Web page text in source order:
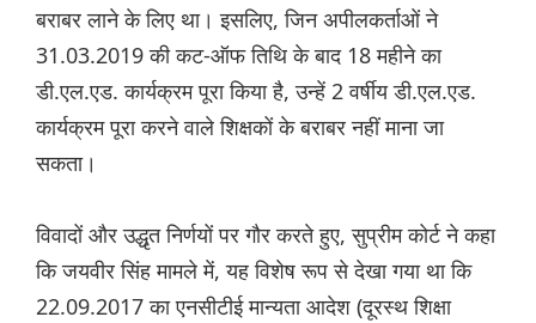
बराबर लाने के लिए था। इसलिए, जिन अपीलकर्ताओं ने
31.03.2019 की कट-ऑफ तिथि के बाद 18 महीने का
डी.एल.एड. कार्यक्रम पूरा किया है, उन्हें 2 वर्षीय डी.एल.एड.
कार्यक्रम पूरा करने वाले शिक्षकों के बराबर नहीं माना जा
सकता।
विवादों और उद्धृत निर्णयों पर गौर करते हुए, सुप्रीम कोर्ट ने कहा
कि जयवीर सिंह मामले में, यह विशेष रूप से देखा गया था कि
22.09.2017 का एनसीटीई मान्यता आदेश (दूरस्थ शिक्षा